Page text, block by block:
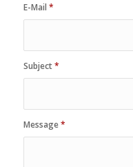
E-Mail *
Subject*
Message*